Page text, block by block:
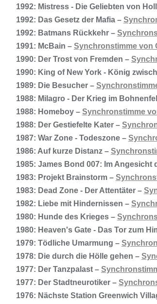
1992: Mistress - Die Geliebten von
1992: Das Gesetz der Mafia –
1992: Batmans Rückkehr –
1991: McBain – Synchronstimme von
1990: Der Trost von Fremden –
1990: King of New York - König
1989: Die Besucher –
1988: Milagro - Der Krieg im
1988: Homeboy – Synchronstimme
1988: Der Gestiefelte Kater –
1987: War Zone - Todeszone –
1986: Auf kurze Distanz –
1985: James Bond 007: Im Angesicht
1983: Projekt Brainstorm –
1983: Dead Zone - Der Attentäter –
1982: Liebe mit Hindernissen –
1980: Hunde des Krieges –
1980: Heaven's Gate - Das Tor zum
1979: Tödliche Umarmung –
1978: Die durch die Hölle gehen –
1977: Der Tanzpalast –
1977: Der Stadtneurotiker –
1976: Nächste Station Greenwich